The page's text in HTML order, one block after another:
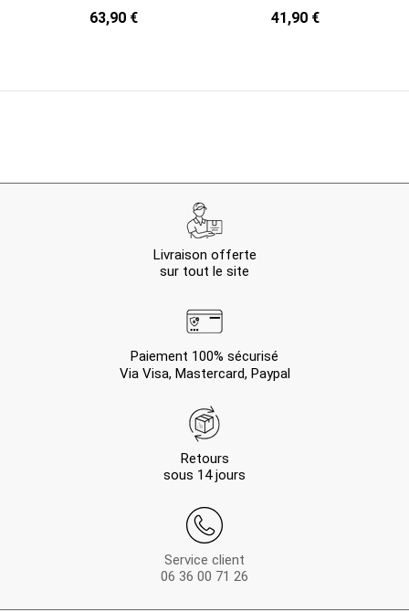
63,90 € 41,90 €
Livraison offerte
sur tout le site
Paiement 100% sécurisé
Via Visa, Mastercard, Paypal
Retours
sous 14 jours
Service client
06 36 00 71 26